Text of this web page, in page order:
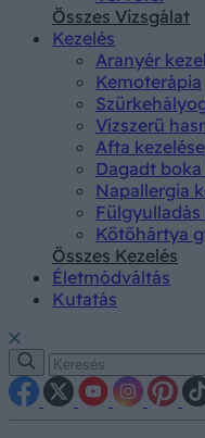
Összes Vizsgálat
Kezelés
Aranyér
Kemoterápia
Vízszerű
Afta kezelése
Dagadt boka
Napallergia
Fülgyulladás
Kötőhártya
Összes Kezelés
Életmódváltás
Kutatás